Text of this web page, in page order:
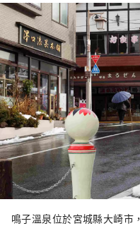
素，打造能
空間。 旅客可在融合現代日式建築美學的空間
中，享受獨
乃木坂、以
日本的年代
咖啡廳，品
直營日本物
精選酒品與
與文化深度
鳴子溫泉位於宮城縣大崎市